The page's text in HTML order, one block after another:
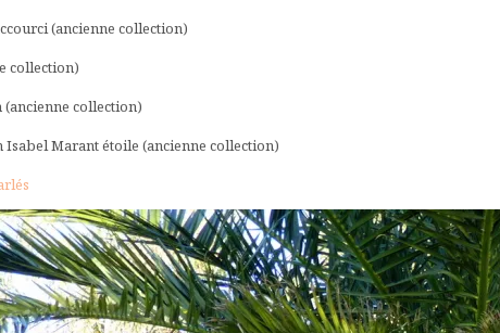
(ancienne collection)
collection)
collection)
Isabel Marant étoile (ancienne collection)